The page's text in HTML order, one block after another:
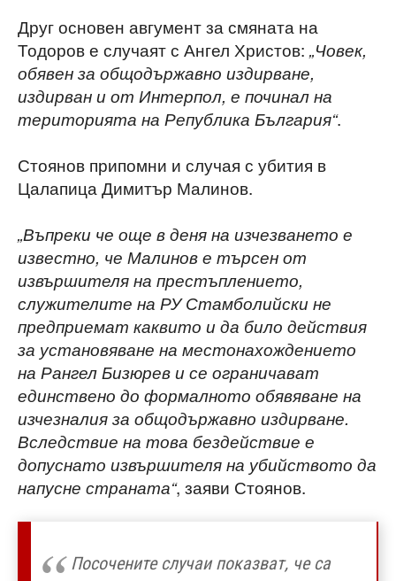
Друг основен авгумент за смяната на
Тодоров е случаят с Ангел Христов: „Човек,
обявен за общодържавно издирване,
издирван и от Интерпол, е починал на
територията на Република България“.
Стоянов припомни и случая с убития в
Цалапица Димитър Малинов.
„Въпреки че още в деня на изчезването е
известно, че Малинов е търсен от
извършителя на престъплението,
служителите на РУ Стамболийски не
предприемат каквито и да било действия
за установяване на местонахождението
на Рангел Бизюрев и се ограничават
единствено до формалното обявяване на
изчезналия за общодържавно издирване.
Вследствие на това бездействие е
допуснато извършителя на убийството да
напусне страната“, заяви Стоянов.
Посочените случаи показват, че са